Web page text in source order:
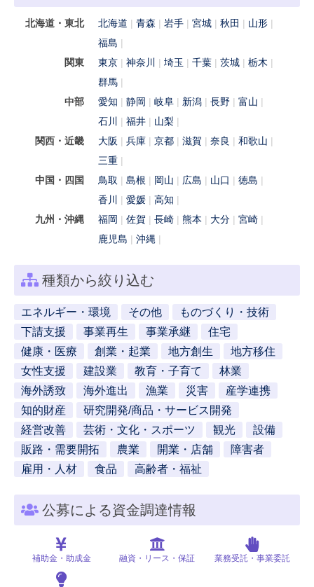
北海道・東北 北海道 青森 岩手 宮城 秋田
山形
福島
関東
東京 神奈川 埼玉 千葉 茨城
栃木
群馬
中部
愛知 静岡 岐阜 新潟 長野
富山
石川
福井
山梨
関西・近畿
大阪 兵庫 京都 滋賀 奈良
和歌山
三重
中国・四国
鳥取 島根 岡山 広島 山口
徳島
香川
愛媛
高知
九州・沖縄
福岡 佐賀 長崎 熊本 大分
宮崎
鹿児島
沖縄
種類から絞り込む
エネルギー・環境 その他
ものづくり・技術
下請支援
事業再生 事業承継
住宅
健康・医療
創業・起業 地方創生
地方移住
女性支援
建設業 教育・子育て
林業
海外誘致
海外進出 漁業 災害
産学連携
知的財産
研究開発/商品・サービス開発
経営改善
芸術・文化・スポーツ 観光
設備
販路・需要開拓
農業 開業・店舗
障害者
雇用・人材
食品 高齢者・福祉
公募による資金調達情報
補助金・助成金 融資・リース・保証 業務受託・事業委託